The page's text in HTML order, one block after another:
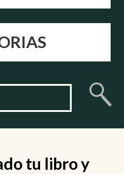
tu libro y